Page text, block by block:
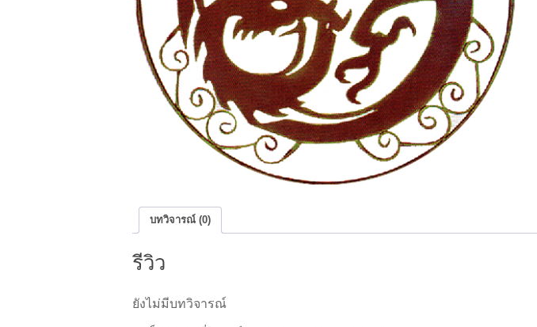
บทวิจารณ์ (0)
รีวิว
ยังไม่มีบทวิจารณ์